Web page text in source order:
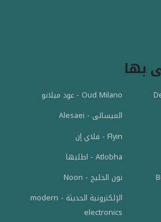
بها
Oud Milano - عود ميلانو
العيسائى - Alesaei
Flyin - فلاي إن
Atlobha - اطلبها
نون الخليج - Noon
الإلكترونية الحديثة - modern
electronics